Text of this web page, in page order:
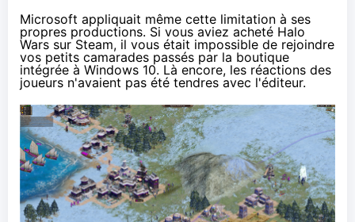
Microsoft appliquait même cette limitation à ses
propres productions. Si vous aviez acheté Halo
Wars sur Steam, il vous était impossible de rejoindre
vos petits camarades passés par la boutique
intégrée à Windows 10. Là encore, les réactions des
joueurs n'avaient pas été tendres avec l'éditeur.